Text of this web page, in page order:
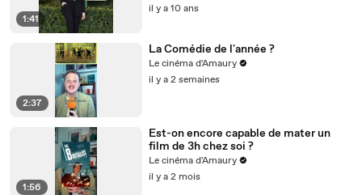
1:41
il y a 10 ans
2:37
La Comédie de l'année ?
Le cinéma d'Amaury
il y a 2 semaines
1:56
Est-on encore capable de mater un
film de 3h chez soi ?
Le cinéma d'Amaury
il y a 2 mois